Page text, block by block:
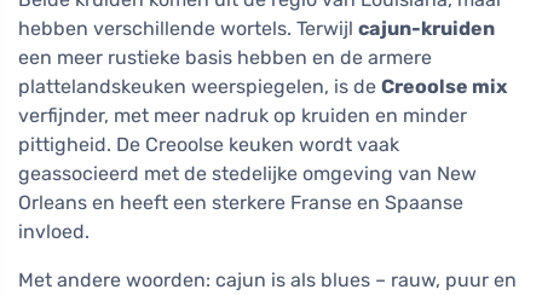
hebben verschillende wortels. Terwijl cajun-kruiden
een meer rustieke basis hebben en de armere
plattelandskeuken weerspiegelen, is de Creoolse mix
verfijnder, met meer nadruk op kruiden en minder
pittigheid. De Creoolse keuken wordt vaak
geassocieerd met de stedelijke omgeving van New
Orleans en heeft een sterkere Franse en Spaanse
invloed.
Met andere woorden: cajun is als blues – rauw, puur en